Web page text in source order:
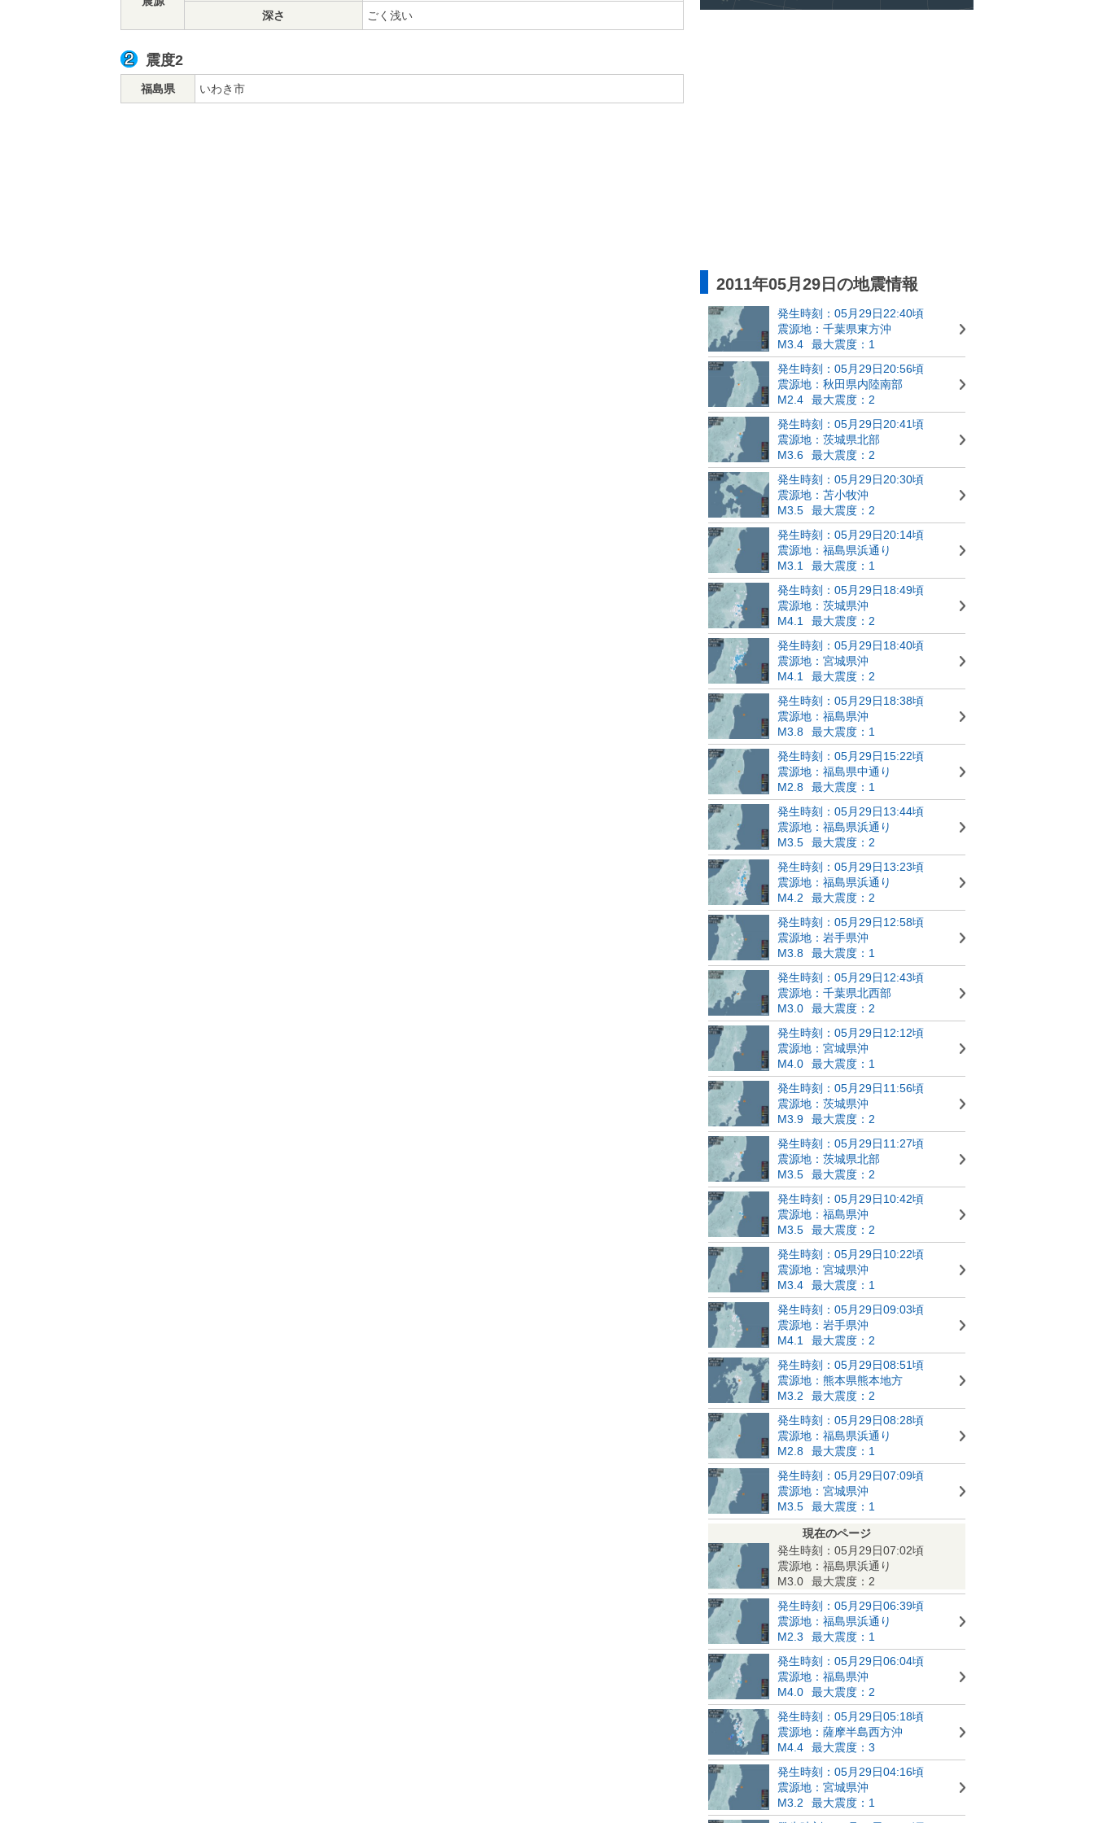
深さ
ごく浅い
震度2
福島県 いわき市
2011年05月29日の地震情報
発生時刻：05月29日22:40頃
震源地：千葉県東方沖
M3.4
最大震度：1
発生時刻：05月29日20:56頃
震源地：秋田県内陸南部
M2.4
最大震度：2
発生時刻：05月29日20:41頃
震源地：茨城県北部
M3.6
最大震度：2
発生時刻：05月29日20:30頃
震源地：苫小牧沖
M3.5
最大震度：2
発生時刻：05月29日20:14頃
震源地：福島県浜通り
M3.1
最大震度：1
発生時刻：05月29日18:49頃
震源地：茨城県沖
M4.1
最大震度：2
発生時刻：05月29日18:40頃
震源地：宮城県沖
M4.1
最大震度：2
発生時刻：05月29日18:38頃
震源地：福島県沖
M3.8
最大震度：1
発生時刻：05月29日15:22頃
震源地：福島県中通り
M2.8
最大震度：1
発生時刻：05月29日13:44頃
震源地：福島県浜通り
M3.5
最大震度：2
発生時刻：05月29日13:23頃
震源地：福島県浜通り
M4.2
最大震度：2
発生時刻：05月29日12:58頃
震源地：岩手県沖
M3.8
最大震度：1
発生時刻：05月29日12:43頃
震源地：千葉県北西部
M3.0
最大震度：2
発生時刻：05月29日12:12頃
震源地：宮城県沖
M4.0
最大震度：1
発生時刻：05月29日11:56頃
震源地：茨城県沖
M3.9
最大震度：2
発生時刻：05月29日11:27頃
震源地：茨城県北部
M3.5
最大震度：2
発生時刻：05月29日10:42頃
震源地：福島県沖
M3.5
最大震度：2
発生時刻：05月29日10:22頃
震源地：宮城県沖
M3.4
最大震度：1
発生時刻：05月29日09:03頃
震源地：岩手県沖
M4.1
最大震度：2
発生時刻：05月29日08:51頃
震源地：熊本県熊本地方
M3.2
最大震度：2
発生時刻：05月29日08:28頃
震源地：福島県浜通り
M2.8
最大震度：1
発生時刻：05月29日07:09頃
震源地：宮城県沖
M3.5
最大震度：1
現在のページ
発生時刻：05月29日07:02頃
震源地：福島県浜通り
M3.0
最大震度：2
発生時刻：05月29日06:39頃
震源地：福島県浜通り
M2.3
最大震度：1
発生時刻：05月29日06:04頃
震源地：福島県沖
M4.0
最大震度：2
発生時刻：05月29日05:18頃
震源地：薩摩半島西方沖
M4.4
最大震度：3
発生時刻：05月29日04:16頃
震源地：宮城県沖
M3.2
最大震度：1